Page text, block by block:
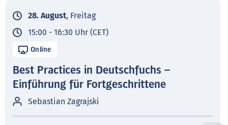
28. August, Freitag
15:00 - 16:30 Uhr (CET)
Online
Best Practices in Deutschfuchs –
Einführung für Fortgeschrittene
Sebastian Zagrajski